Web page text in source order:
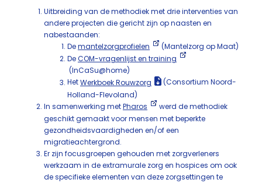
Uitbreiding van de methodiek met drie interventies van
andere projecten die gericht zijn op naasten en
nabestaanden:
Demantelzorgprofielen
(Mantelzorg op Maat)
DeCOM-vragenlijst en training
(InCaSu@home)
HetWerkboek Rouwzorg
(Consortium Noord-
Holland-Flevoland)
In samenwerking metPharos
werd de methodiek
geschikt gemaakt voor mensen met beperkte
gezondheidsvaardigheden en/of een
migratieachtergrond.
Er zijn focusgroepen gehouden met zorgverleners
werkzaam in de extramurale zorg en hospices om ook
de specifieke elementen van deze zorgsettingen te